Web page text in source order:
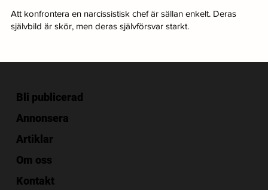
Att konfrontera en narcissistisk chef är sällan enkelt. Deras
självbild är skör, men deras självförsvar starkt.
Bli publicerad
Annonsera
Artiklar
Om oss
Kontakt